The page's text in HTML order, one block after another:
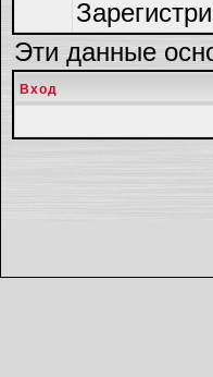
Эти данные
Вход